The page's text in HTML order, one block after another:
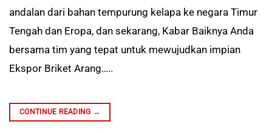
andalan dari bahan tempurung kelapa ke negara Timur
Tengah dan Eropa, dan sekarang, Kabar Baiknya Anda
bersama tim yang tepat untuk mewujudkan impian
Ekspor Briket Arang…..
CONTINUE READING →